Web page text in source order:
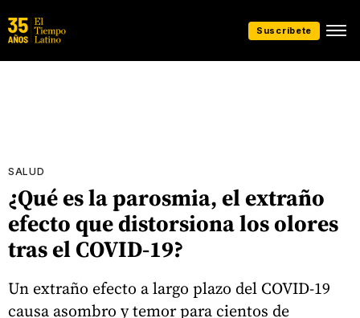
Suscríbete
SALUD
¿Qué es la parosmia, el extraño
efecto que distorsiona los olores
tras el COVID-19?
Un extraño efecto a largo plazo del COVID-19
causa asombro y temor para cientos de